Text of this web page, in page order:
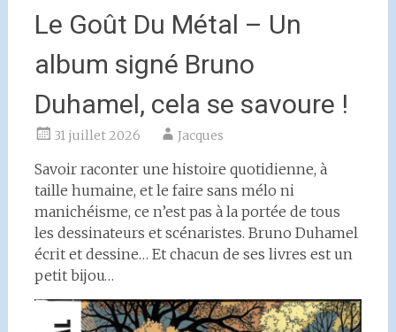
Le Goût Du Métal – Un
album signé Bruno
Duhamel, cela se savoure !
31 juillet 2026 Jacques
Savoir raconter une histoire quotidienne, à
taille humaine, et le faire sans mélo ni
manichéisme, ce n’est pas à la portée de tous
les dessinateurs et scénaristes. Bruno Duhamel
écrit et dessine… Et chacun de ses livres est un
petit bijou…